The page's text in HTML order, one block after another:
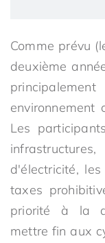
Comme prévu
deuxième
environnement
Les
d'électricité,
taxes
priorité à la
mettre fin aux